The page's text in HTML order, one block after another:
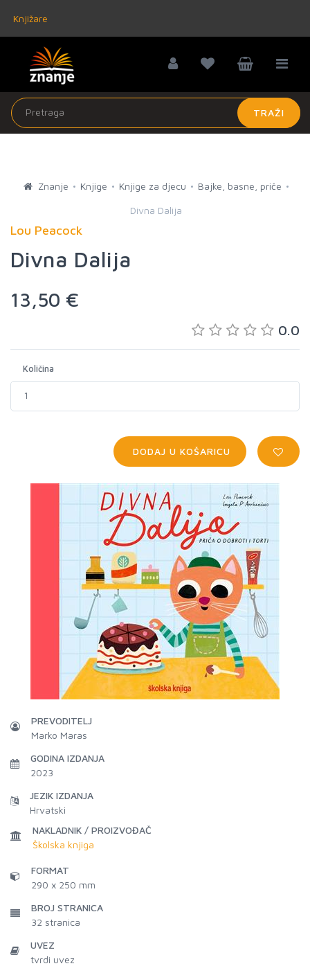
Knjižare
TRAŽI
Znanje Knjige Knjige za djecu Bajke, basne, priče
Divna Dalija
Lou Peacock
Divna Dalija
13,50 €
0.0
Količina
DODAJ U KOŠARICU
PREVODITELJ
Marko Maras
GODINA IZDANJA
2023
JEZIK IZDANJA
Hrvatski
NAKLADNIK / PROIZVOĐAČ
Školska knjiga
FORMAT
290 x 250 mm
BROJ STRANICA
32 stranica
UVEZ
tvrdi uvez